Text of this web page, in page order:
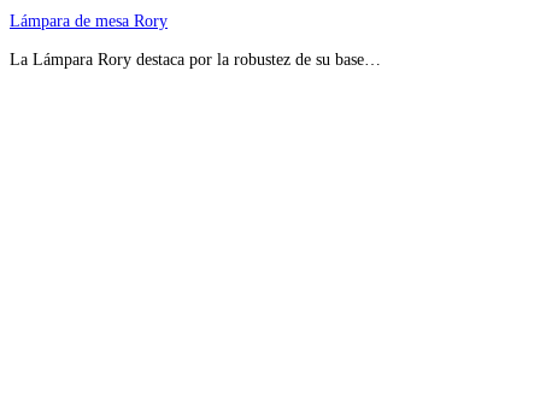
Lámpara de mesa Rory
La Lámpara Rory destaca por la robustez de su base…